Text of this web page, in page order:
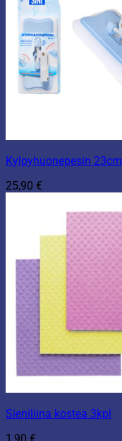
Kylpyhuonepesin 23cm
25,90 €
Sieniliina kostea 3kpl